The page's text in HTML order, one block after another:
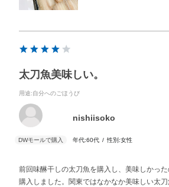
太刀魚美味しい。
用途:自分へのごほうび
nishiisoko
年代:60代 性別:女性
前回味醂干しの太刀魚を購入し、美味しかっ
購入しました。関東ではなかなか美味しい太